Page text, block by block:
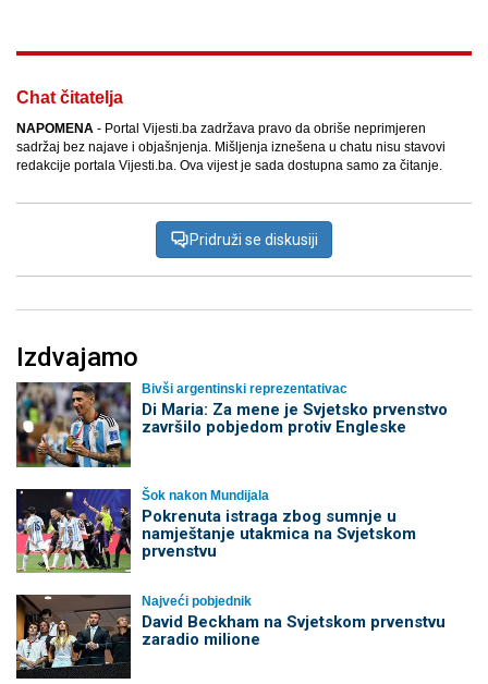
Chat čitatelja
NAPOMENA - Portal Vijesti.ba zadržava pravo da obriše neprimjeren
sadržaj bez najave i objašnjenja. Mišljenja iznešena u chatu nisu stavovi
redakcije portala Vijesti.ba. Ova vijest je sada dostupna samo za čitanje.
Pridruži se diskusiji
Izdvajamo
Bivši argentinski reprezentativac
Di Maria: Za mene je Svjetsko prvenstvo
završilo pobjedom protiv Engleske
Šok nakon Mundijala
Pokrenuta istraga zbog sumnje u
namještanje utakmica na Svjetskom
prvenstvu
Najveći pobjednik
David Beckham na Svjetskom prvenstvu
zaradio milione